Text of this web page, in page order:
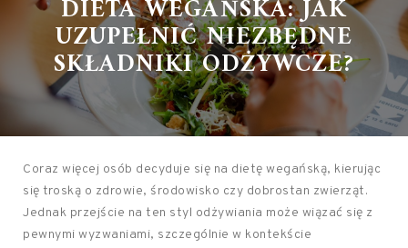
UZUPEŁNIĆ NIEZBĘDNE
SKŁADNIKI ODŻYWCZE?
Coraz więcej osób decyduje się na dietę wegańską, kierując
się troską o zdrowie, środowisko czy dobrostan zwierząt.
Jednak przejście na ten styl odżywiania może wiązać się z
pewnymi wyzwaniami, szczególnie w kontekście